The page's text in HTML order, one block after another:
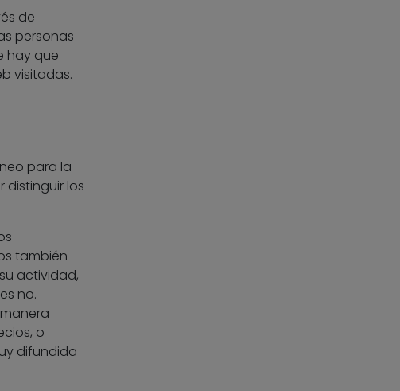
de
personas
hay que
visitadas.
para la
distinguir los
también
actividad,
no.
o
difundida